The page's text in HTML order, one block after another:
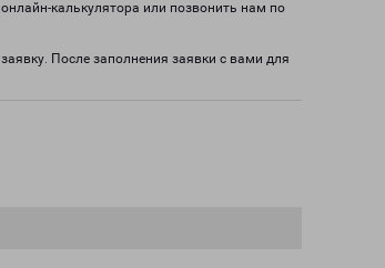
калькулятора или позвонить нам по
После заполнения заявки с вами для